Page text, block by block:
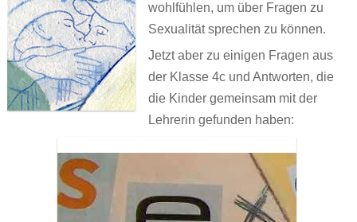
Versprecher
Aufgeklärt
Stell dir vor
PS:
Artikel & sonstige Texte
Links
wohlfühlen, um über Fragen zu
Sexualität sprechen zu können.
Jetzt aber zu einigen Fragen aus
der Klasse 4c und Antworten, die
die Kinder gemeinsam mit der
Lehrerin gefunden haben: